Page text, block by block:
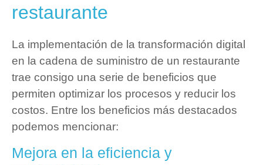
restaurante
La implementación de la transformación digital
en la cadena de suministro de un restaurante
trae consigo una serie de beneficios que
permiten optimizar los procesos y reducir los
costos. Entre los beneficios más destacados
podemos mencionar:
Mejora en la eficiencia y